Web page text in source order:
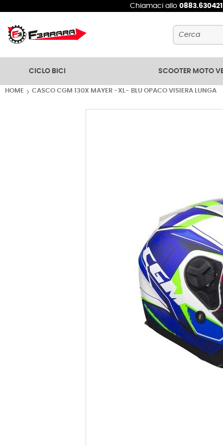
Chiamaci allo 0883.630421
Cerca
CICLO BICI SCOOTER MOTO
HOME CASCO CGM 130X MAYER -XL- BLU OPACO VISIERA LUNGA